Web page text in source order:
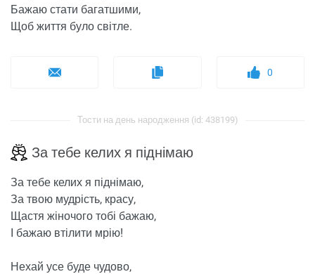
Бажаю стати багатшими,
Щоб життя було світле.
0
Тости на день народження (id: 438199)
За тебе келих я піднімаю
За тебе келих я піднімаю,
За твою мудрість, красу,
Щастя жіночого тобі бажаю,
І бажаю втілити мрію!
Нехай усе буде чудово,